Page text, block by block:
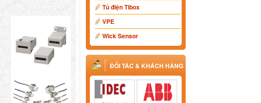
Tủ điện Tibox
VPE
Wick Sensor
ĐỐI TÁC & KHÁCH HÀNG